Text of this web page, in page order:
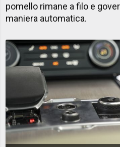
pomello rimane a filo e
maniera automatica.